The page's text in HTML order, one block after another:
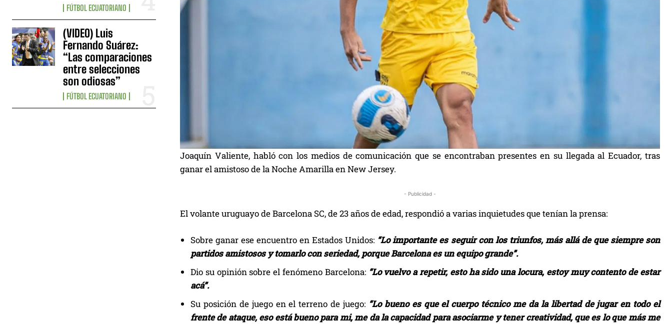
FÚTBOL ECUATORIANO
(VIDEO) Luis
Fernando Suárez:
“Las comparaciones
entre selecciones
son odiosas”
FÚTBOL ECUATORIANO
Joaquín Valiente, habló con los medios de comunicación que se encontraban presentes en su llegada al Ecuador, tras
ganar el amistoso de la Noche Amarilla en New Jersey.
- Publicidad -
El volante uruguayo de Barcelona SC, de 23 años de edad, respondió a varias inquietudes que tenían la prensa:
Sobre ganar ese encuentro en Estados Unidos: “Lo importante es seguir con los triunfos, más allá de que siempre son
partidos amistosos y tomarlo con seriedad, porque Barcelona es un equipo grande”.
Dio su opinión sobre el fenómeno Barcelona: “Lo vuelvo a repetir, esto ha sido una locura, estoy muy contento de estar
acá”.
Su posición de juego en el terreno de juego: “Lo bueno es que el cuerpo técnico me da la libertad de jugar en todo el
frente de ataque, eso está bueno para mi, me da la capacidad para asociarme y tener creatividad, que es lo que más me